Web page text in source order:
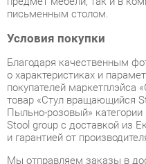
Благодаря качественным
о характеристиках и
покупателей маркетплэйса
товар «Стул вращающийся
Пыльно-розовый» категории
Stool group с доставкой из
и гарантией от
Мы отправляем заказы в
ассортимента в наличии на
получите не позднее48-ми
заказа. Дополнительно вы